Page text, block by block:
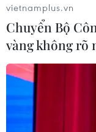
vietnamplus.vn
Chuyển Bộ
vàng không rõ